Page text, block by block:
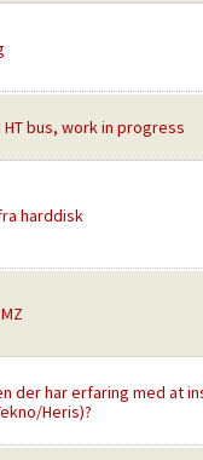
HT bus, work in progress
harddisk
der har erfaring med at
Heris)?